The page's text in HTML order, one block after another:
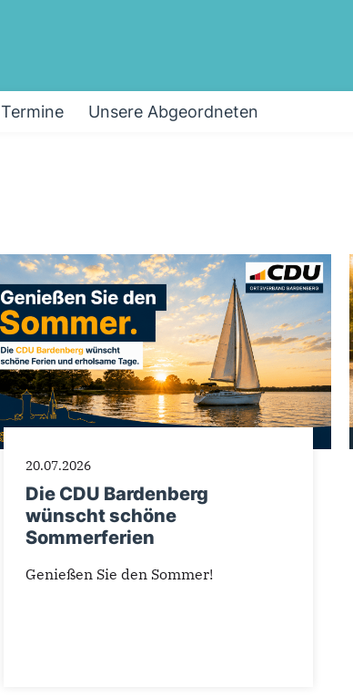
Termine Unsere Abgeordneten
20.07.2026
Die CDU Bardenberg
wünscht schöne
Sommerferien
Genießen Sie den Sommer!